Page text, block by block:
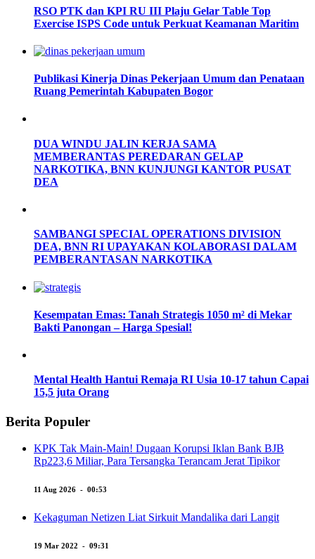
RSO PTK dan KPI RU III Plaju Gelar Table Top
Exercise ISPS Code untuk Perkuat Keamanan Maritim
Publikasi Kinerja Dinas Pekerjaan Umum dan Penataan
Ruang Pemerintah Kabupaten Bogor
DUA WINDU JALIN KERJA SAMA
MEMBERANTAS PEREDARAN GELAP
NARKOTIKA, BNN KUNJUNGI KANTOR PUSAT
DEA
SAMBANGI SPECIAL OPERATIONS DIVISION
DEA, BNN RI UPAYAKAN KOLABORASI DALAM
PEMBERANTASAN NARKOTIKA
Kesempatan Emas: Tanah Strategis 1050 m² di Mekar
Bakti Panongan – Harga Spesial!
Mental Health Hantui Remaja RI Usia 10-17 tahun Capai
15,5 juta Orang
Berita Populer
KPK Tak Main-Main! Dugaan Korupsi Iklan Bank BJB
Rp223,6 Miliar, Para Tersangka Terancam Jerat Tipikor
11 Aug 2026 - 00:53
Kekaguman Netizen Liat Sirkuit Mandalika dari Langit
19 Mar 2022 - 09:31